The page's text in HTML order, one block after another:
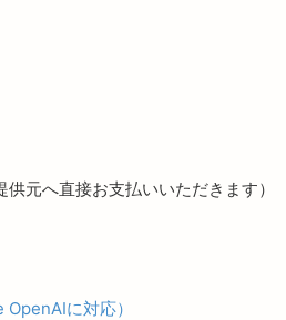
元へ直接お支払いいただきます）
に対応）